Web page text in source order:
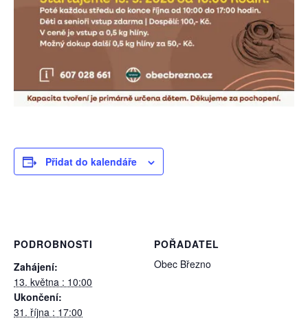
Přidat do kalendáře
PODROBNOSTI
Zahájení:
13. května : 10:00
Ukončení:
31. října : 17:00
POŘADATEL
Obec Březno